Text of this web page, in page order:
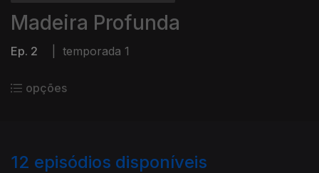
Madeira Profunda
Ep. 2 temporada 1
opções
12 episódios disponíveis